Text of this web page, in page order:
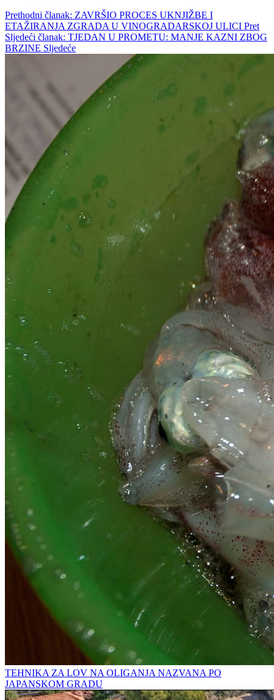
Prethodni članak: ZAVRŠIO PROCES UKNJIŽBE I
ETAŽIRANJA ZGRADA U VINOGRADARSKOJ ULICI Pret
Sljedeći članak: TJEDAN U PROMETU: MANJE KAZNI ZBOG
BRZINE Sljedeće
TEHNIKA ZA LOV NA OLIGANJA NAZVANA PO
JAPANSKOM GRADU